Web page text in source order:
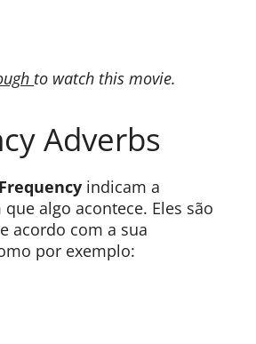
to watch this movie.
Adverbs
indicam a
algo acontece. Eles são
acordo com a sua
por exemplo: